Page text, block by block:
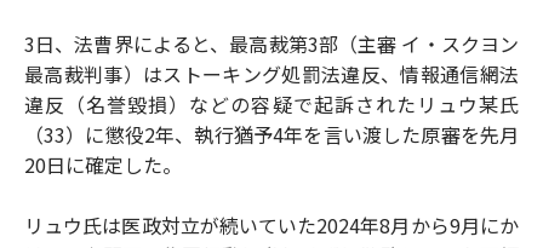
3日、法曹界によると、最高裁第3部（主審 イ・スクヨン
最高裁判事）はストーキング処罰法違反、情報通信網法
違反（名誉毀損）などの容疑で起訴されたリュウ某氏
（33）に懲役2年、執行猶予4年を言い渡した原審を先月
20日に確定した。
リュウ氏は医政対立が続いていた2024年8月から9月にか